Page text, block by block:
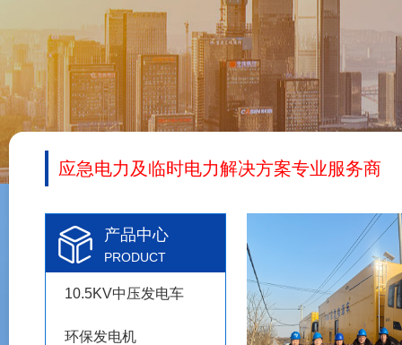
应急电力及临时电力解决方案专业服务商
产品中心
PRODUCT
10.5KV中压发电车
环保发电机